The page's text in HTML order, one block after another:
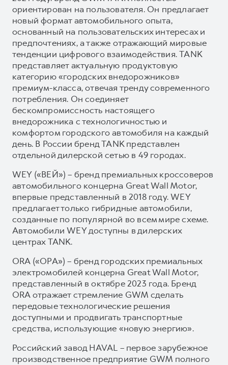
ориентирован на пользователя. Он предлагает
новый формат автомобильного опыта,
основанный на пользовательских интересах и
предпочтениях, а также отражающий мировые
тенденции цифрового взаимодействия. TANK
представляет актуальную продуктовую
категорию «городских внедорожников»
премиум-класса, отвечая тренду современного
потребления. Он соединяет
бескомпромиссность настоящего
внедорожника с технологичностью и
комфортом городского автомобиля на каждый
день. В России бренд TANK представлен
отдельной дилерской сетью в 49 городах.
WEY («ВЕЙ») – бренд премиальных кроссоверов
автомобильного концерна Great Wall Motor,
впервые представленный в 2018 году. WEY
предлагает только гибридные автомобили,
созданные по популярной во всем мире схеме.
Автомобили WEY доступны в дилерских
центрах TANK.
ORA («ОРА») – бренд городских премиальных
электромобилей концерна Great Wall Motor,
представленный в октябре 2023 года. Бренд
ORA отражает стремление GWM сделать
передовые технологические решения
доступными и продвигать транспортные
средства, использующие «новую энергию».
Российский завод HAVAL – первое зарубежное
производственное предприятие GWM полного